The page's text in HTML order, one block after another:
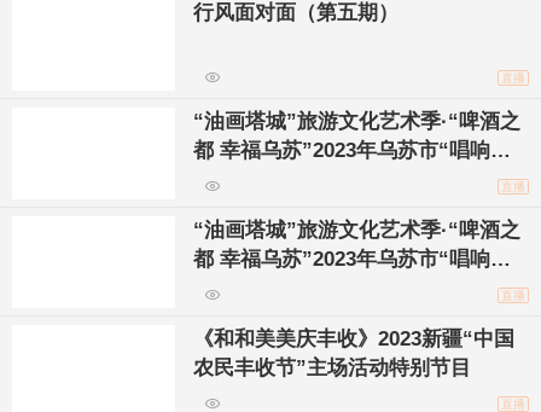
行风面对面（第五期）
直播
“油画塔城”旅游文化艺术季·“啤酒之
都 幸福乌苏”2023年乌苏市“唱响主
旋律 颂歌献给党”大合唱比赛
直播
“油画塔城”旅游文化艺术季·“啤酒之
都 幸福乌苏”2023年乌苏市“唱响主
旋律 颂歌献给党”大合唱比赛
直播
《和和美美庆丰收》2023新疆“中国
农民丰收节”主场活动特别节目
直播